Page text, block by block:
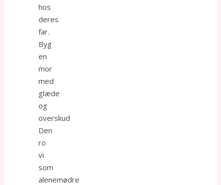
hos
deres
far.
Byg
en
mor
med
glæde
og
overskud
Den
ro
vi
som
alenemødre